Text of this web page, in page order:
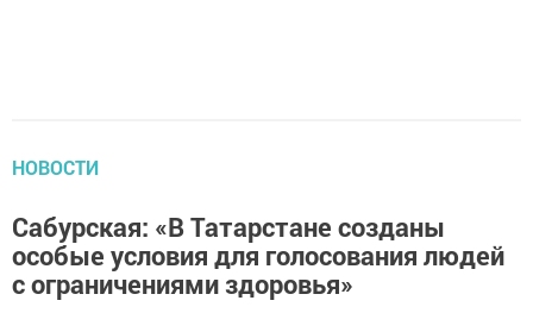
НОВОСТИ
Сабурская: «В Татарстане созданы
особые условия для голосования людей
с ограничениями здоровья»